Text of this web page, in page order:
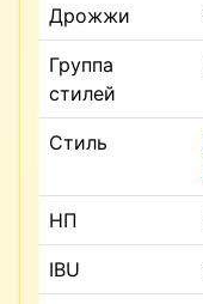
Дрожжи
Группа
стилей
Стиль
НП
IBU